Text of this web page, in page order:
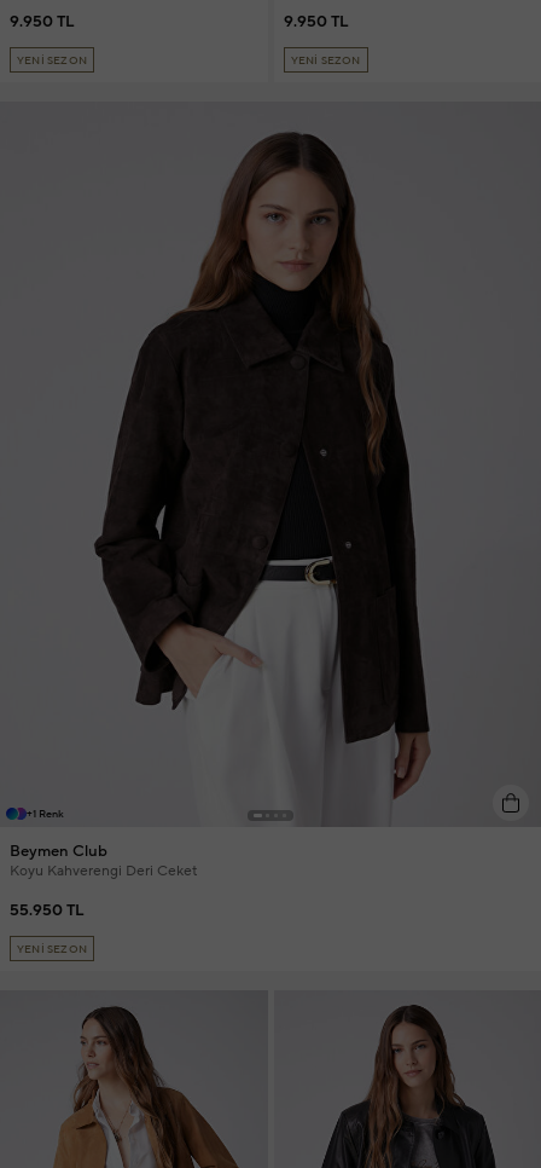
9.950 TL
YENİ SEZON
9.950 TL
YENİ SEZON
+1 Renk
Beymen Club
Koyu Kahverengi Deri Ceket
55.950 TL
YENİ SEZON